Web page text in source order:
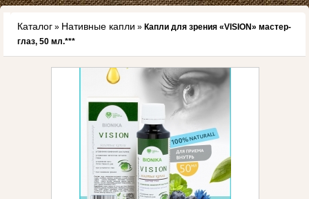
Каталог » Нативные капли » Капли для зрения «VISION» мастер-
глаз, 50 мл.***